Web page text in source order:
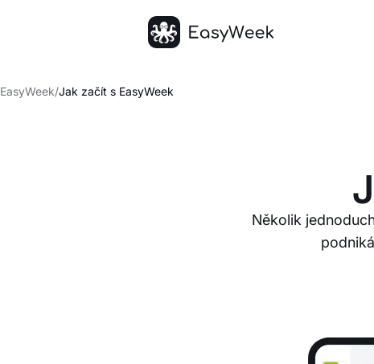
EasyWeek/Jak začít s EasyWeek
Několik